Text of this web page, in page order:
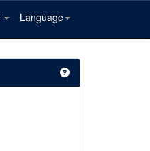
Language